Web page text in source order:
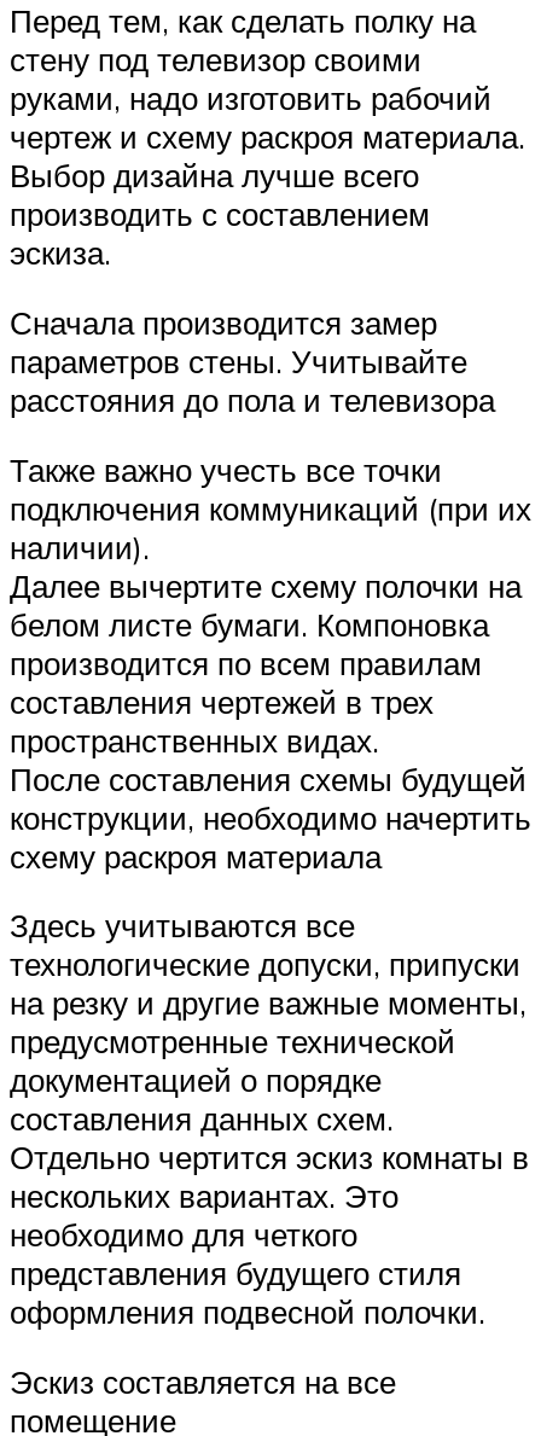
Перед тем, как сделать полку на
стену под телевизор своими
руками, надо изготовить рабочий
чертеж и схему раскроя материала.
Выбор дизайна лучше всего
производить с составлением
эскиза.
Сначала производится замер
параметров стены. Учитывайте
расстояния до пола и телевизора
Также важно учесть все точки
подключения коммуникаций (при их
наличии).
Далее вычертите схему полочки на
белом листе бумаги. Компоновка
производится по всем правилам
составления чертежей в трех
пространственных видах.
После составления схемы будущей
конструкции, необходимо начертить
схему раскроя материала
Здесь учитываются все
технологические допуски, припуски
на резку и другие важные моменты,
предусмотренные технической
документацией о порядке
составления данных схем.
Отдельно чертится эскиз комнаты в
нескольких вариантах. Это
необходимо для четкого
представления будущего стиля
оформления подвесной полочки.
Эскиз составляется на все
помещение